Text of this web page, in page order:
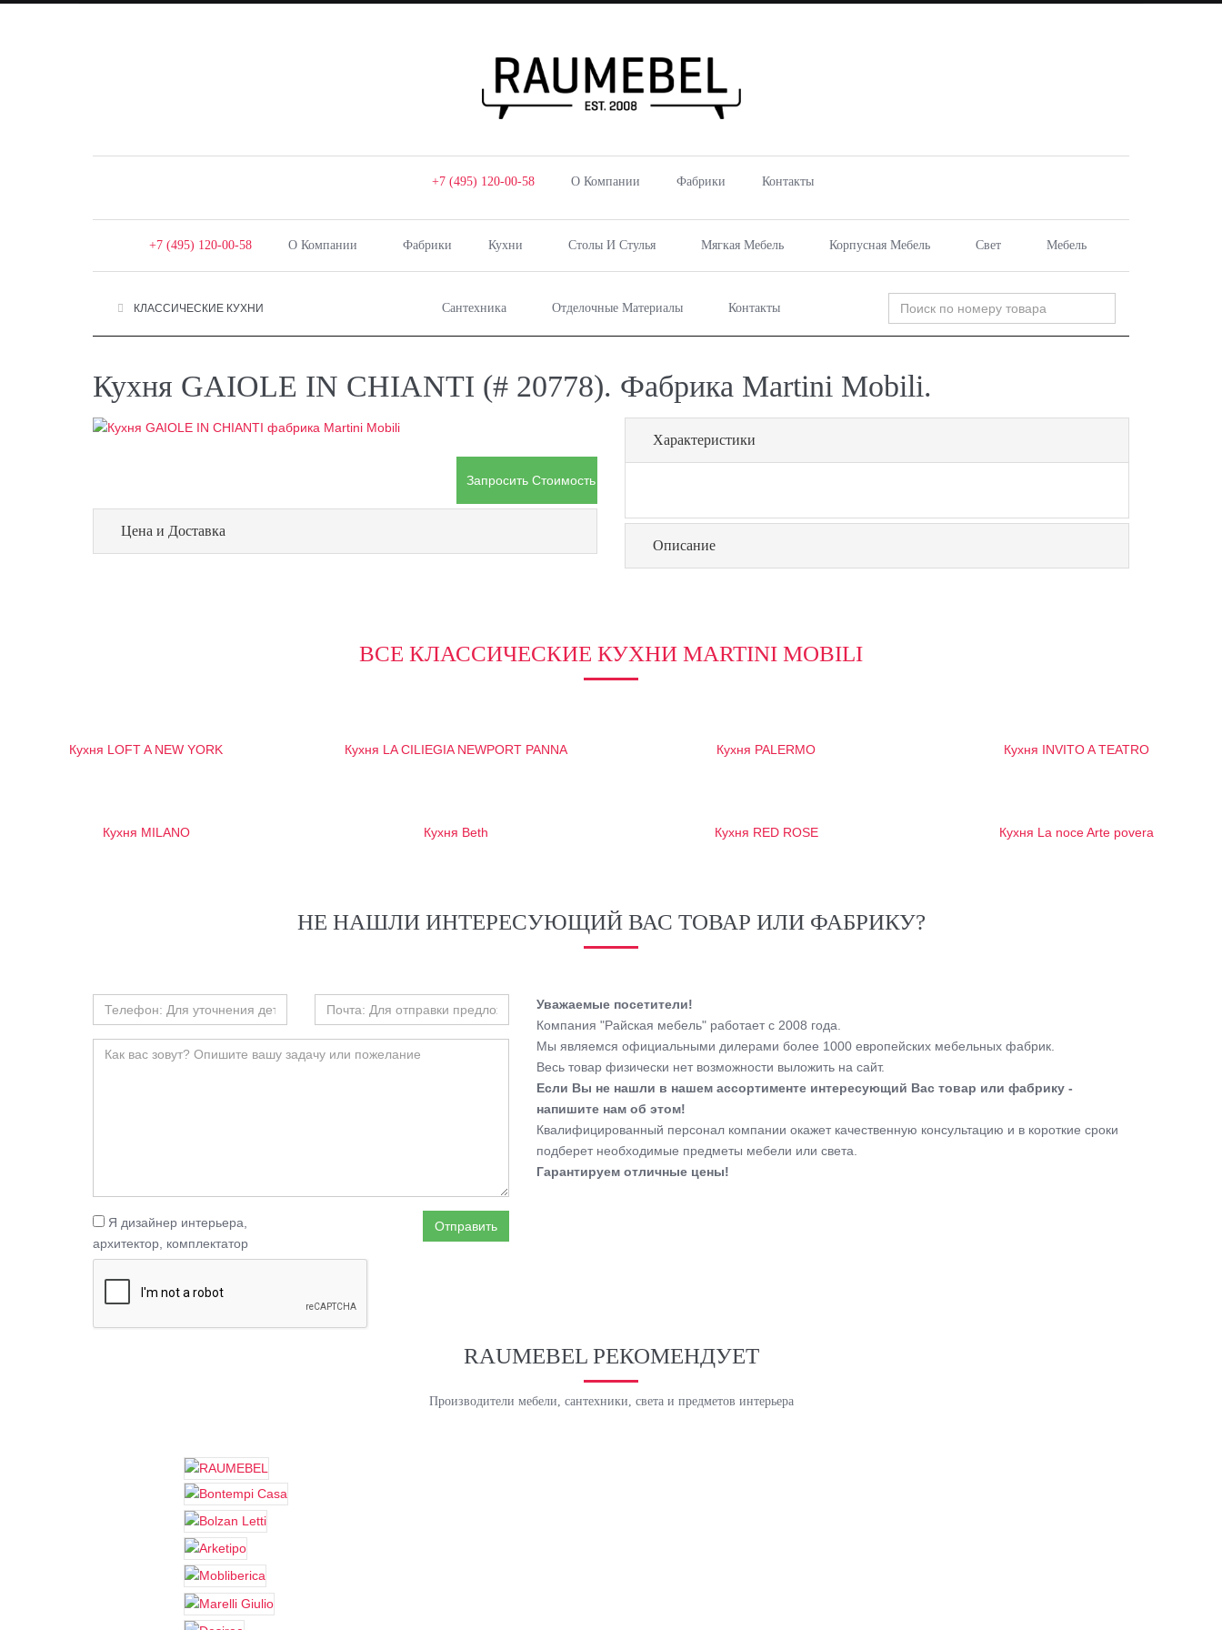
+7 (495) 120-00-58 О Компании Фабрики Контакты
+7 (495) 120-00-58 О Компании Фабрики Кухни Столы И Стулья Мягкая Мебель Корпусная Мебель Свет Мебель
Сантехника Отделочные Материалы Контакты
КЛАССИЧЕСКИЕ КУХНИ
Кухня GAIOLE IN CHIANTI (# 20778). Фабрика Martini Mobili.
Запросить Стоимость Товара
Цена и Доставка
Характеристики
Описание
ВСЕ КЛАССИЧЕСКИЕ КУХНИ MARTINI MOBILI
Кухня LOFT A NEW YORK Кухня LA CILIEGIA NEWPORT PANNA Кухня PALERMO Кухня INVITO A TEATRO
Кухня MILANO Кухня Beth Кухня RED ROSE Кухня La noce Arte povera
НЕ НАШЛИ ИНТЕРЕСУЮЩИЙ ВАС ТОВАР ИЛИ ФАБРИКУ?
Я дизайнер интерьера,
архитектор, комплектатор
Отправить
Уважаемые посетители!
Компания "Райская мебель" работает с 2008 года.
Мы являемся официальными дилерами более 1000 европейских мебельных фабрик.
Весь товар физически нет возможности выложить на сайт.
Если Вы не нашли в нашем ассортименте интересующий Вас товар или фабрику -
напишите нам об этом!
Квалифицированный персонал компании окажет качественную консультацию и в короткие сроки
подберет необходимые предметы мебели или света.
Гарантируем отличные цены!
RAUMEBEL РЕКОМЕНДУЕТ
Производители мебели, сантехники, света и предметов интерьера